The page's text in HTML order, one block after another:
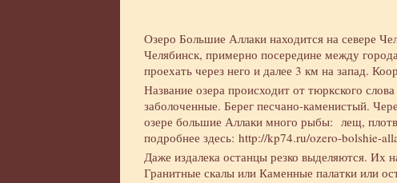
Озеро Большие Аллаки находится на севере
Челябинск, примерно посередине между
проехать через него и далее 3 км на запад.
Название озера происходит от тюркского
заболоченные. Берег песчано-каменистый.
озере большие Аллаки много рыбы: лещ,
подробнее здесь: http://kp74.ru/ozero-bolshie-
Даже издалека останцы резко выделяются. Их
Гранитные скалы или Каменные палатки или